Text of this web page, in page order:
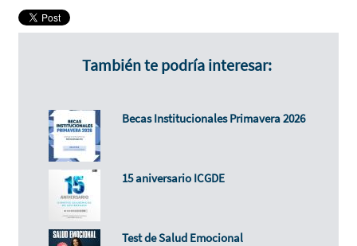
También te podría interesar:
Becas Institucionales Primavera 2026
15 aniversario ICGDE
Test de Salud Emocional